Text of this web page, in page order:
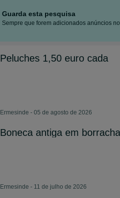
Guarda esta pesquisa
Sempre que forem adicionados anúncios
Peluches 1,50 euro cada
Ermesinde - 05 de agosto de 2026
Boneca antiga em borracha
Ermesinde - 11 de julho de 2026